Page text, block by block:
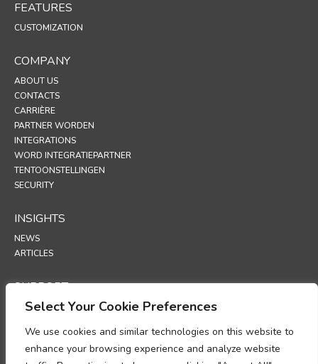
Select Your Cookie Preferences
We use cookies and similar technologies on this website to
enhance your browsing experience and analyze website
FEATURES
CUSTOMIZATION
COMPANY
ABOUT US
CONTACTS
CARRIÈRE
PARTNER WORDEN
INTEGRATIONS
WORD INTEGRATIEPARTNER
TENTOONSTELLINGEN
SECURITY
INSIGHTS
NEWS
ARTICLES
SUPPORT
TECHNICAL PORTAL
POLICIES
PRIVACYBELEID